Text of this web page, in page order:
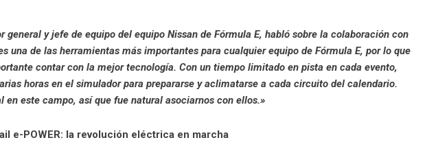
general y jefe de equipo del equipo Nissan de Fórmula E, habló sobre la colaboración con
una de las herramientas más importantes para cualquier equipo de Fórmula E, por lo que
contar con la mejor tecnología. Con un tiempo limitado en pista en cada evento,
horas en el simulador para prepararse y aclimatarse a cada circuito del calendario.
en este campo, así que fue natural asociarnos con ellos.»
e-POWER: la revolución eléctrica en marcha